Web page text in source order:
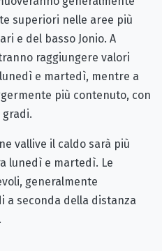
superiori nelle aree più
e del basso Jonio. A
raggiungere valori
e martedì, mentre a
più contenuto, con
gradi.
vallive il caldo sarà più
lunedì e martedì. Le
generalmente
a seconda della distanza